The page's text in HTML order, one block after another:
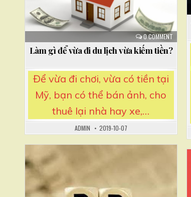
0 COMMENT
Làm gì để vừa đi du lịch vừa kiếm tiền?
Để vừa đi chơi, vừa có tiền tại
Mỹ, bạn có thể bán ảnh, cho
thuê lại nhà hay xe,…
ADMIN 2019-10-07
Posted